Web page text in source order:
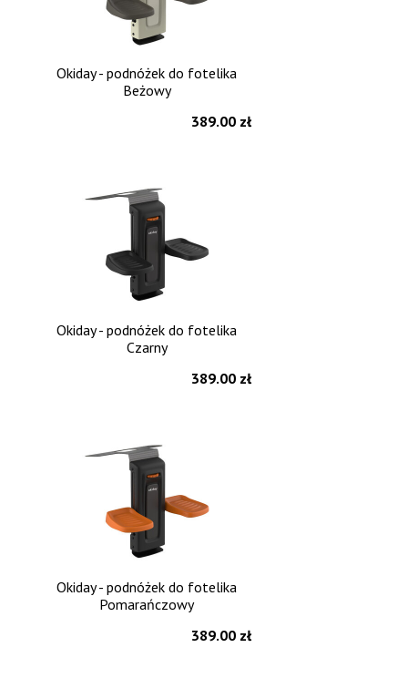
Okiday - podnóżek do fotelika
Beżowy
389.00 zł
Okiday - podnóżek do fotelika
Czarny
389.00 zł
Okiday - podnóżek do fotelika
Pomarańczowy
389.00 zł